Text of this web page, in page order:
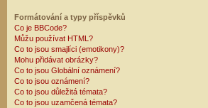
Formátování a typy příspěvků
Co je BBCode?
Můžu používat HTML?
Co to jsou smajlíci (emotikony)?
Mohu přidávat obrázky?
Co to jsou Globální oznámení?
Co to jsou oznámení?
Co to jsou důležitá témata?
Co to jsou uzamčená témata?